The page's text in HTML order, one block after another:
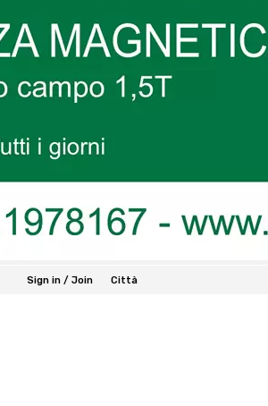
Sign in / Join Città